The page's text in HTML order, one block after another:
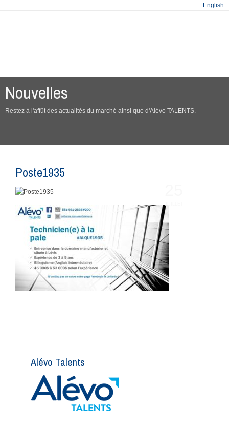
English
Nouvelles
Restez à l'affût des actualités du marché ainsi que d'Alévo TALENTS.
Poste1935
JUILLET
Alévo Talents